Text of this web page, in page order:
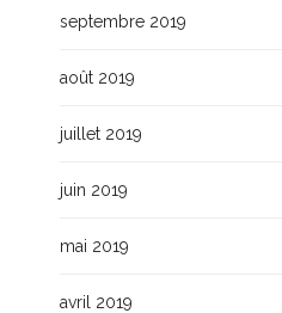
septembre 2019
août 2019
juillet 2019
juin 2019
mai 2019
avril 2019